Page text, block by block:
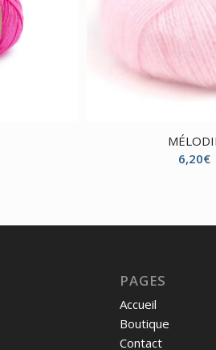
6,20€
PAGES
Accueil
Boutique
Contact